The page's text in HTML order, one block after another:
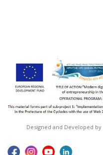
Designed and Developed by